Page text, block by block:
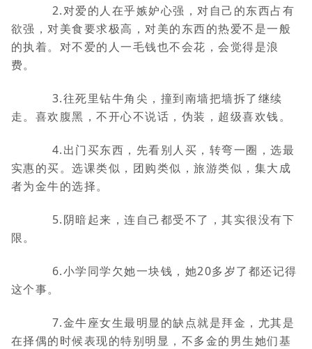
2.对爱的人在乎嫉妒心强，对自己的东西占有
欲强，对美食要求极高，对美的东西的热爱不是一般
的执着。对不爱的人一毛钱也不会花，会觉得是浪
费。
3.往死里钻牛角尖，撞到南墙把墙拆了继续
走。喜欢腹黑，不开心不说话，伪装，超级喜欢钱。
4.出门买东西，先看别人买，转弯一圈，选最
实惠的买。选课类似，团购类似，旅游类似，集大成
者为金牛的选择。
5.阴暗起来，连自己都受不了，其实很没有下
限。
6.小学同学欠她一块钱，她20多岁了都还记得
这个事。
7.金牛座女生最明显的缺点就是拜金，尤其是
在择偶的时候表现的特别明显，不多金的男生她们基